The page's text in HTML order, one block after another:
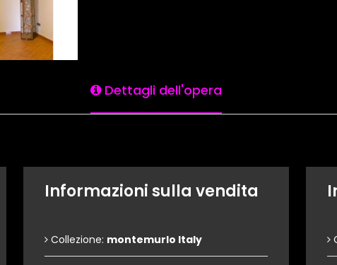
Dettagli dell'opera
Informazioni sulla vendita
Collezione: montemurlo Italy